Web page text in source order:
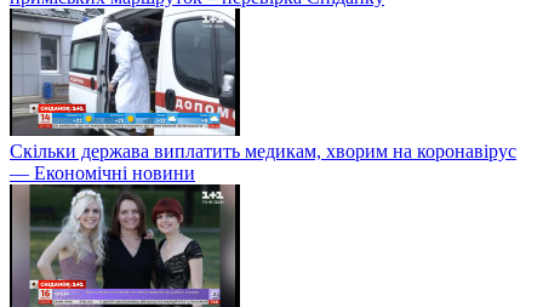
Скільки держава виплатить медикам, хворим на коронавірус
— Економічні новини